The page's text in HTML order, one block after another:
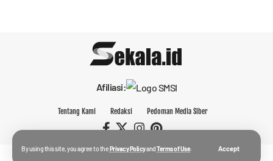
By using this site, you agree to thePrivacy PolicyandTerms of Use. Accept
Afiliasi:
Tentang Kami Redaksi Pedoman Media Siber